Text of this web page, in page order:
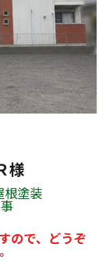
様
根塗装
ので、どうぞ